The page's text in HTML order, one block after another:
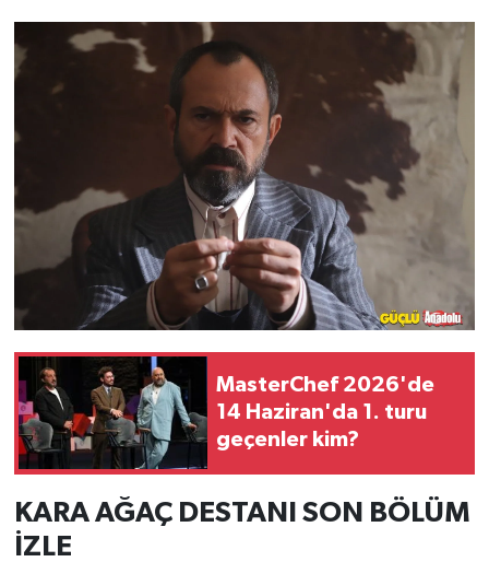
MasterChef 2026'de
14 Haziran'da 1. turu
geçenler kim?
KARA AĞAÇ DESTANI SON BÖLÜM
İZLE